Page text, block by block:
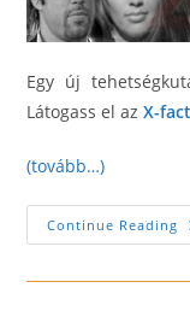
Egy új
Látogass el azX-
(tovább…)
Continue Reading